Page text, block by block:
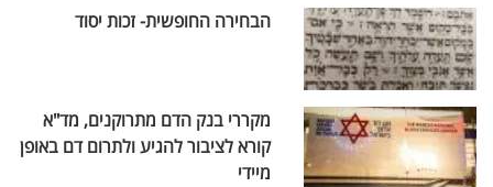
הבחירה החופשית- זכות יסוד
מקררי בנק הדם מתרוקנים, מד"א
קורא לציבור להגיע ולתרום דם באופן
מיידי